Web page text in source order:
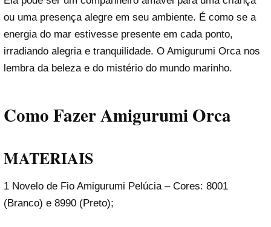
ou uma presença alegre em seu ambiente. É como se a
energia do mar estivesse presente em cada ponto,
irradiando alegria e tranquilidade. O Amigurumi Orca nos
lembra da beleza e do mistério do mundo marinho.
Como Fazer Amigurumi Orca
MATERIAIS
1 Novelo de Fio Amigurumi Pelúcia – Cores: 8001
(Branco) e 8990 (Preto);